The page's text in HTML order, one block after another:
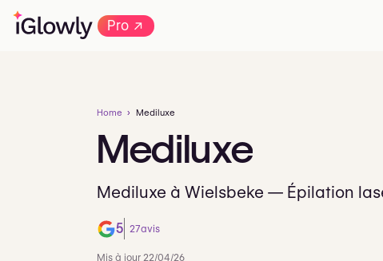
Pro→
Home Mediluxe
Mediluxe
Mediluxe à Wielsbeke — Épilation
5 27avis
Mis à jour 22/04/26